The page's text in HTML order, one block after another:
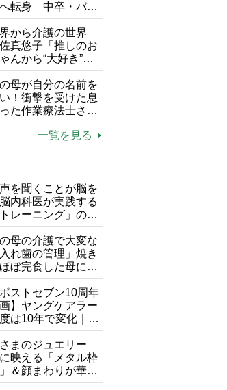
のスタッフたち。仮面の記号によって階級がある
ーム』独占配信中
転身 中卒・バイ
ロの彼女が見つけ
所”「社会の役に立
自分らしくいられ
界から介護の世界
真悠子「推しのお
んから“大好き”を
」理不尽さも吹き
りがい”、介護の現
おしい」
母が自分の名前を
！衝撃を受けた息
た作業療法士さん
一覧を見る
を聞くことが脳を
内科医が実践する
トレーニング」の極
母の介護で大変な
れ歯の管理」焼き
ぼ完食した母に息
気が引いた理由
ポストセブン10周年
】ヤングケアラー
は10年で変化｜流
にノミネート、法
記されたが果たし
？
さまのジュエリー
映える「メタル枠
＆顔まわりが華や
る一粒」の使い分